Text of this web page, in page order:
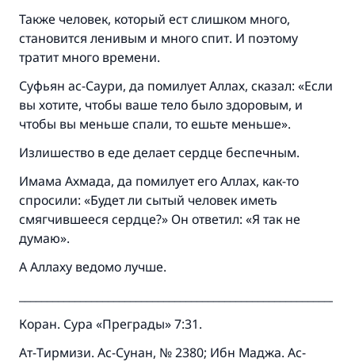
Также человек, который ест слишком много,
становится ленивым и много спит. И поэтому
тратит много времени.
Суфьян ас-Саури, да помилует Аллах, сказал: «Если
вы хотите, чтобы ваше тело было здоровым, и
чтобы вы меньше спали, то ешьте меньше».
Излишество в еде делает сердце беспечным.
Имама Ахмада, да помилует его Аллах, как-то
спросили: «Будет ли сытый человек иметь
смягчившееся сердце?» Он ответил: «Я так не
думаю».
А Аллаху ведомо лучше.
Коран. Сура «Преграды» 7:31.
Ат-Тирмизи. Ас-Сунан, № 2380; Ибн Маджа. Ас-